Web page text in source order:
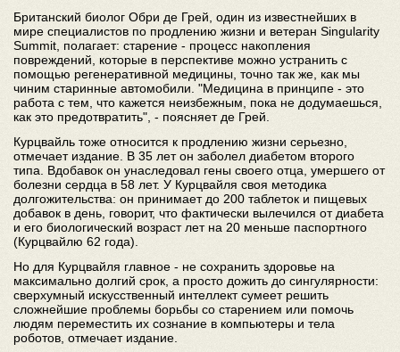
Британский биолог Обри де Грей, один из известнейших в
мире специалистов по продлению жизни и ветеран Singularity
Summit, полагает: старение - процесс накопления
повреждений, которые в перспективе можно устранить с
помощью регенеративной медицины, точно так же, как мы
чиним старинные автомобили. "Медицина в принципе - это
работа с тем, что кажется неизбежным, пока не додумаешься,
как это предотвратить", - поясняет де Грей.
Курцвайль тоже относится к продлению жизни серьезно,
отмечает издание. В 35 лет он заболел диабетом второго
типа. Вдобавок он унаследовал гены своего отца, умершего от
болезни сердца в 58 лет. У Курцвайля своя методика
долгожительства: он принимает до 200 таблеток и пищевых
добавок в день, говорит, что фактически вылечился от диабета
и его биологический возраст лет на 20 меньше паспортного
(Курцвайлю 62 года).
Но для Курцвайля главное - не сохранить здоровье на
максимально долгий срок, а просто дожить до сингулярности:
сверхумный искусственный интеллект сумеет решить
сложнейшие проблемы борьбы со старением или помочь
людям переместить их сознание в компьютеры и тела
роботов, отмечает издание.